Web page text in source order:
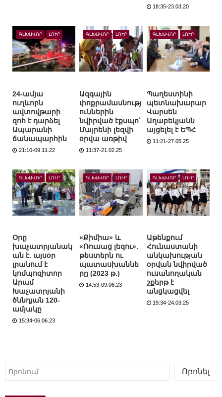
18:35-23.03.20
ԳԼԽԱՎՈՐ ԼՈՒՐ
24-ամյա
ուղևորն
ավտովթարի
զոհ է դարձել
Ապարանի
ճանապարհին
21:10-09.11.22
ԳԼԽԱՎՈՐ ԼՈՒՐ
Ազգային
փոքրամասնությ
ուններին
նվիրված էքսպո՝
Մայրենի լեզվի
օրվա առթիվ
11:37-21.02.25
ԳԼԽԱՎՈՐ ԼՈՒՐ
Պաղեստինի
պետնախարար
Վարսեն
Աղաբեկյանն
այցելել է ԵՊՀ
11:21-27.05.25
ԳԼԽԱՎՈՐ ԼՈՒՐ
Օրը
խաչատրյանակ
ան է. այսօր
լրանում է
կոմպոզիտոր
Արամ
Խաչատրյանի
ծննդյան 120-
ամյակը
15:34-06.06.23
ԳԼԽԱՎՈՐ ԼՈՒՐ
«Քիմիա» և
«Ռուսաց լեզու».
թեստերն ու
պատասխաննե
րը (2023 թ.)
14:53-09.06.23
ԳԼԽԱՎՈՐ ԼՈՒՐ
Աթենքում
Հունաստանի
անկախության
օրվան նվիրված
ուսանողական
շքերթ է
անցկացվել
19:34-24.03.25
Որոնել
Որոնել